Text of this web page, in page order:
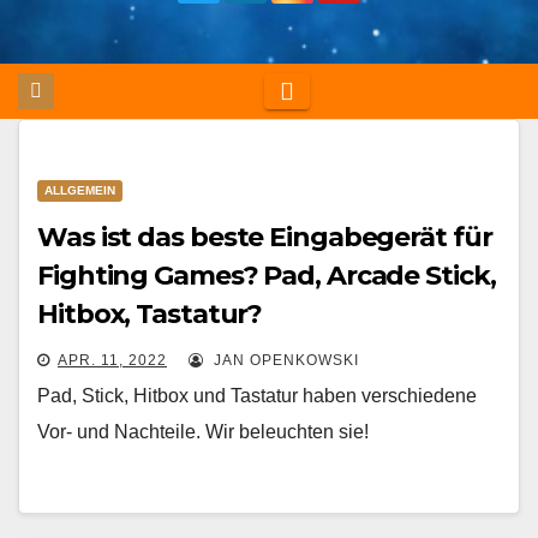
ALLGEMEIN
Was ist das beste Eingabegerät für
Fighting Games? Pad, Arcade Stick,
Hitbox, Tastatur?
APR. 11, 2022 JAN OPENKOWSKI
Pad, Stick, Hitbox und Tastatur haben verschiedene
Vor- und Nachteile. Wir beleuchten sie!